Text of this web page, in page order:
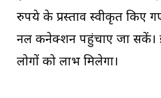
रुपये के प्रस्ताव स्वीकृत किए
नल कनेक्शन पहुंचाए जा सकें।
लोगों को लाभ मिलेगा।